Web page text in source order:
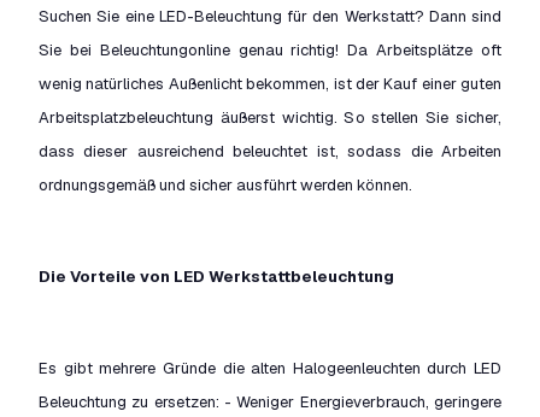
Suchen Sie eine LED-Beleuchtung für den Werkstatt? Dann sind
Sie bei Beleuchtungonline genau richtig! Da Arbeitsplätze oft
wenig natürliches Außenlicht bekommen, ist der Kauf einer guten
Arbeitsplatzbeleuchtung äußerst wichtig. So stellen Sie sicher,
dass dieser ausreichend beleuchtet ist, sodass die Arbeiten
ordnungsgemäß und sicher ausführt werden können.
Die Vorteile von LED Werkstattbeleuchtung
Es gibt mehrere Gründe die alten Halogeenleuchten durch LED
Beleuchtung zu ersetzen: - Weniger Energieverbrauch, geringere